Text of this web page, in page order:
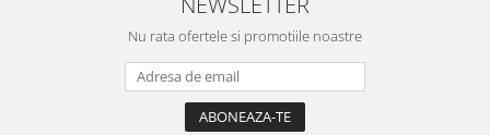
Nu rata ofertele si promotiile noastre